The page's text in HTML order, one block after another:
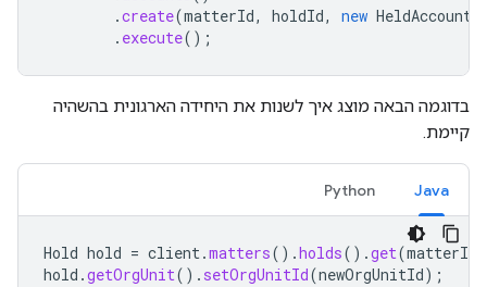
.create(matterId, holdId, new HeldAccount
. execute();
בדוגמה הבאה מוצג איך לשנות את היחידה הארגונית בהשהיה
קיימת.
Java
Python
Hold hold = client.matters().holds().get(matterId
hold .getOrgUnit(). setOrgUnitId(newOrgUnitId);